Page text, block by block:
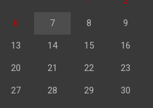
6 7 8 9
13 14 15 16
20 21 22 23
27 28 29 30